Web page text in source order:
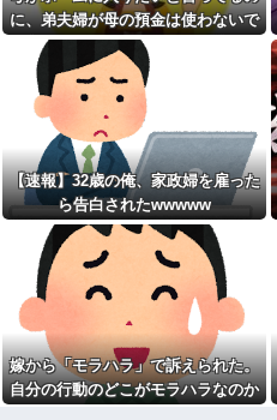
義母が「髪の毛ばかり落ちて
いる」と言うのでベリーショー
トにした。その後の掃除で出た
長い毛を見て「あら、私の毛よ
り長いみたい」と言ったら…
私「私と結婚して幸せ？」旦
那「お前もそう思うだろ？」→
その返事が忘れられず、後日ま
さかの展開に…
私「映画代、5000円出すね」
彼「はい、お釣り」→受け取っ
た金額を見て、デート中の違和
感に気づいてしまい…
憲法9条の内容をめぐって同級
生と大揉め。誰かが意義を申し
立てると「憲法に逆らうなやハ
ンザイ者www」とかほざき...
【しまった…】 コトメに追い
出されたトメと二世帯住宅を建
て、「２F(夫婦のエリア)には絶
対に上がらない」という約束を
したが、早速破って2Fに上が...
に、弟夫婦が母の預金は使わないで
と言ってきた。我が弟ながら情けな
くて溜息が出る
【速報】32歳の俺、家政婦を雇った
ら告白されたwwwww
嫁から「モラハラ」で訴えられた。
自分の行動のどこがモラハラなのか